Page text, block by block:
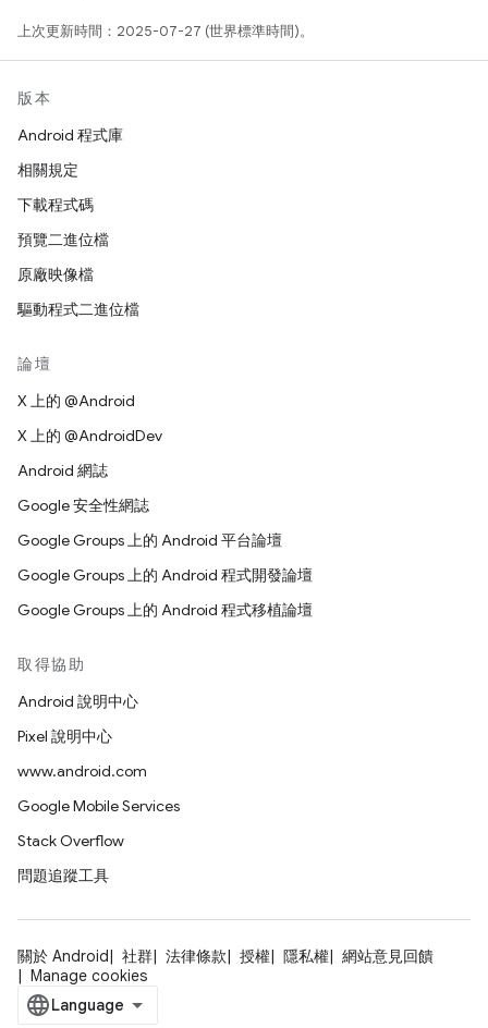
上次更新時間：2025-07-27 (世界標準時間)。
版本
Android 程式庫
相關規定
下載程式碼
預覽二進位檔
原廠映像檔
驅動程式二進位檔
論壇
X 上的 @Android
X 上的 @AndroidDev
Android 網誌
Google 安全性網誌
Google Groups 上的 Android 平台論壇
Google Groups 上的 Android 程式開發論壇
Google Groups 上的 Android 程式移植論壇
取得協助
Android 說明中心
Pixel 說明中心
www.android.com
Google Mobile Services
Stack Overflow
問題追蹤工具
關於 Android 社群 法律條款 授權 隱私權
網站意見回饋
Manage cookies